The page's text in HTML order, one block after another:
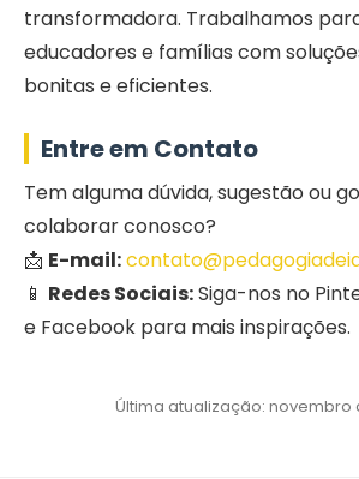
transformadora. Trabalhamos
educadores e famílias com
bonitas e eficientes.
Entre em Contato
Tem alguma dúvida, sugestão ou
colaborar conosco?
📩 E-mail:
📱 Redes Sociais:Siga-nos no
e Facebook para mais inspirações.
Última atualização: novembro